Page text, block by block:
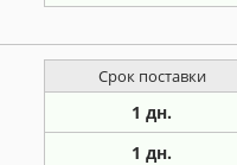
Срок поставки
1 дн.
1 дн.